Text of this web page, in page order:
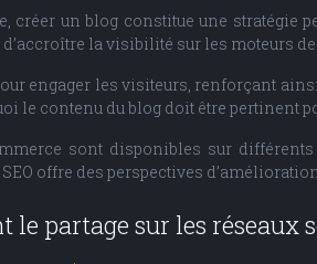
créer un blog constitue une stratégie
la visibilité sur les moteurs
engager les visiteurs, renforçant
le contenu du blog doit être pertinent
sont disponibles sur
offre des perspectives
partage sur les réseaux